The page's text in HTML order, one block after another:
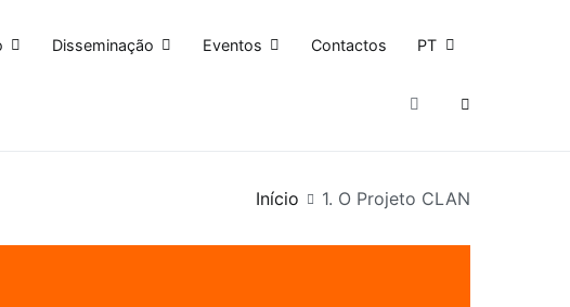
Disseminação Eventos Contactos PT
Início 1. O Projeto CLAN